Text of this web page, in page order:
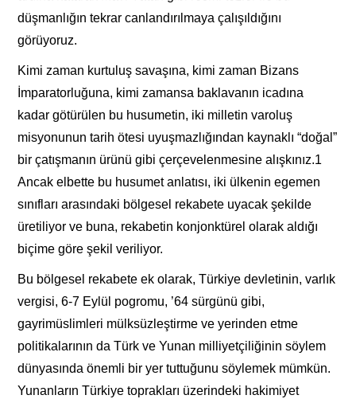
düşmanlığın tekrar canlandırılmaya çalışıldığını
görüyoruz.
Kimi zaman kurtuluş savaşına, kimi zaman Bizans
İmparatorluğuna, kimi zamansa baklavanın icadına
kadar götürülen bu husumetin, iki milletin varoluş
misyonunun tarih ötesi uyuşmazlığından kaynaklı “doğal”
bir çatışmanın ürünü gibi çerçevelenmesine alışkınız.1
Ancak elbette bu husumet anlatısı, iki ülkenin egemen
sınıfları arasındaki bölgesel rekabete uyacak şekilde
üretiliyor ve buna, rekabetin konjonktürel olarak aldığı
biçime göre şekil veriliyor.
Bu bölgesel rekabete ek olarak, Türkiye devletinin, varlık
vergisi, 6-7 Eylül pogromu, ’64 sürgünü gibi,
gayrimüslimleri mülksüzleştirme ve yerinden etme
politikalarının da Türk ve Yunan milliyetçiliğinin söylem
dünyasında önemli bir yer tuttuğunu söylemek mümkün.
Yunanların Türkiye toprakları üzerindeki hakimiyet